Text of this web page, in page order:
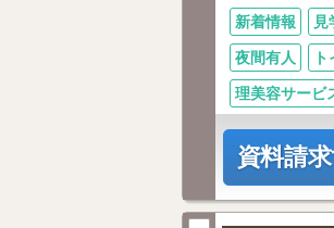
新着情報 見
夜間有人
理美容サービ
資料請